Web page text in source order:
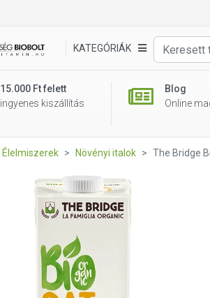
KATEGÓRIÁK
15.000 Ft felett
ingyenes kiszállítás
Blog
Online
Élelmiszerek Növényi italok The Bridge